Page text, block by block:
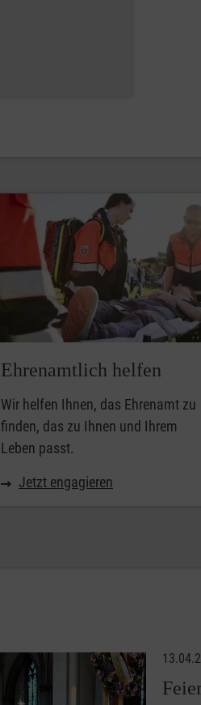
Ehrenamtlich helfen
Wir helfen Ihnen, das Ehrenamt zu
finden, das zu Ihnen und Ihrem
Leben passt.
Jetzt engagieren